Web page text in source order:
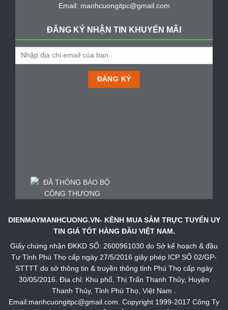
Email: manhcuongitpc@gmail.com
ĐĂNG KÝ NHẬN TIN KHUYẾN MÃI
DIENMAYMANHCUONG.VN- KÊNH MUA SẮM TRỰC TUYẾN UY
TIN GIÁ TỐT HÀNG ĐẦU VIỆT NAM.
Giấy chứng nhận ĐKKD SỐ: 2600961030 do Sở kế hoạch & đầu
Tư Tỉnh Phú Thọ cấp ngày 27/5/2016 giây phép ICP SỐ 02/GP-
STTTT do sở thông tin & truyền thông tỉnh Phú Thọ cấp ngày
30/05/2016. Địa chỉ: Khu phố, Thị Trấn Thanh Thủy, Huyện
Thanh Thủy, Tỉnh Phú Thọ, Việt Nam .
Email:manhcuongitpc@gmail.com. Copyright 1999-2017 Công Ty